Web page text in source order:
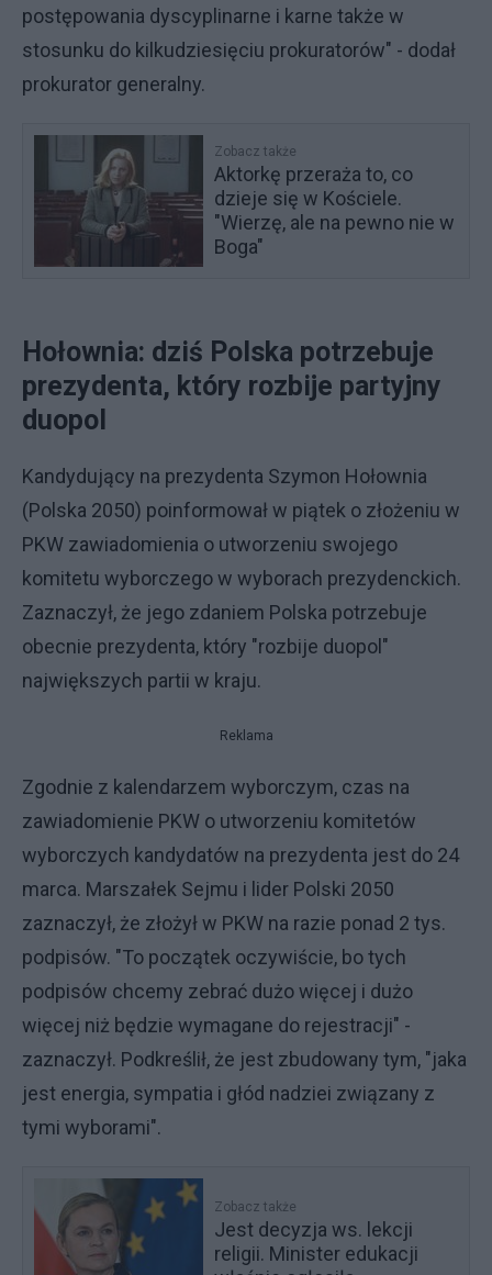
postępowania dyscyplinarne i karne także w
stosunku do kilkudziesięciu prokuratorów" - dodał
prokurator generalny.
Zobacz także
Aktorkę przeraża to, co
dzieje się w Kościele.
"Wierzę, ale na pewno nie w
Boga"
Hołownia: dziś Polska potrzebuje
prezydenta, który rozbije partyjny
duopol
Kandydujący na prezydenta Szymon Hołownia
(Polska 2050) poinformował w piątek o złożeniu w
PKW zawiadomienia o utworzeniu swojego
komitetu wyborczego w wyborach prezydenckich.
Zaznaczył, że jego zdaniem Polska potrzebuje
obecnie prezydenta, który "rozbije duopol"
największych partii w kraju.
Reklama
Zgodnie z kalendarzem wyborczym, czas na
zawiadomienie PKW o utworzeniu komitetów
wyborczych kandydatów na prezydenta jest do 24
marca. Marszałek Sejmu i lider Polski 2050
zaznaczył, że złożył w PKW na razie ponad 2 tys.
podpisów. "To początek oczywiście, bo tych
podpisów chcemy zebrać dużo więcej i dużo
więcej niż będzie wymagane do rejestracji" -
zaznaczył. Podkreślił, że jest zbudowany tym, "jaka
jest energia, sympatia i głód nadziei związany z
tymi wyborami".
Zobacz także
Jest decyzja ws. lekcji
religii. Minister edukacji